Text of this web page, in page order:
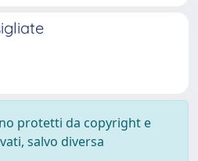
protetti da copyright e
salvo diversa